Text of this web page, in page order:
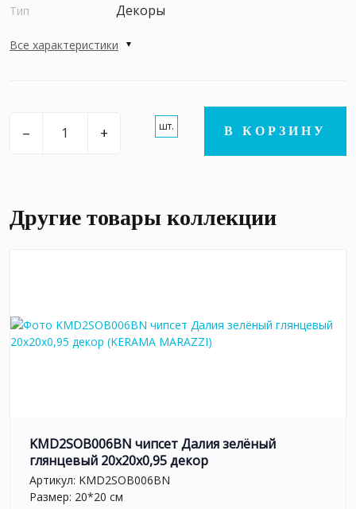
Тип Декоры
Все характеристики
– + шт. В КОРЗИНУ
Другие товары коллекции
KMD2SOB006BN чипсет Далия зелёный
глянцевый 20x20x0,95 декор
Артикул: KMD2SOB006BN
Размер: 20*20 см